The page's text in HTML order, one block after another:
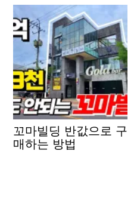
꼬마빌딩 반값으로 구
매하는 방법